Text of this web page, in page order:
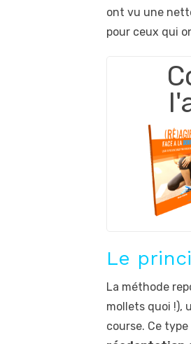
ont vu une
pour ceux qui
Le
La méthode
mollets quoi !),
course. Ce